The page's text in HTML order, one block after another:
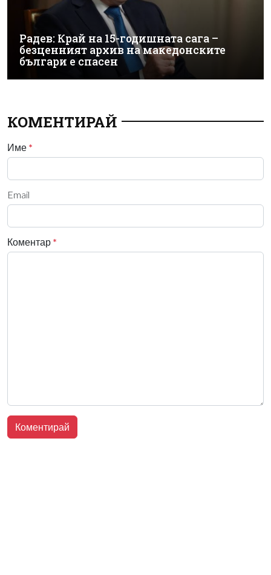
Радев: Край на 15-годишната сага –
безценният архив на македонските
българи е спасен
КОМЕНТИРАЙ
Име *
Email
Коментар *